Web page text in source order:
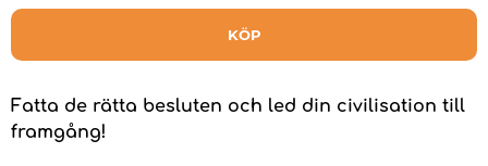
KÖP
Fatta de rätta besluten och led din civilisation till
framgång!